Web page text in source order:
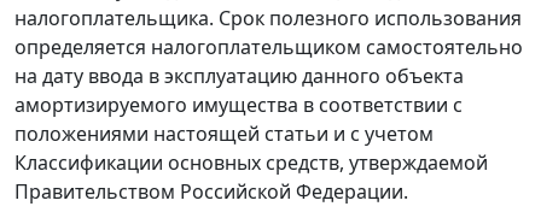
налогоплательщика. Срок полезного использования
определяется налогоплательщиком самостоятельно
на дату ввода в эксплуатацию данного объекта
амортизируемого имущества в соответствии с
положениями настоящей статьи и с учетом
Классификации основных средств, утверждаемой
Правительством Российской Федерации.